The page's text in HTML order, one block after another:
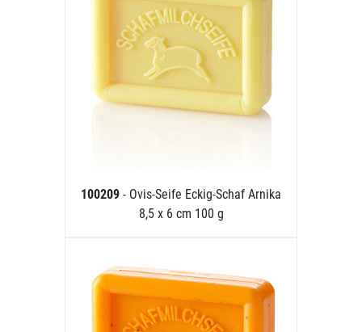
100209 - Ovis-Seife Eckig-Schaf Arnika
8,5 x 6 cm 100 g